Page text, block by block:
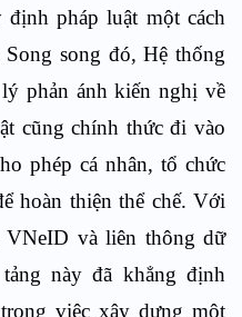
pháp luật một cách
song đó, Hệ thống
phản ánh kiến nghị về
cũng chính thức đi vào
phép cá nhân, tổ chức
hoàn thiện thể chế. Với
VNeID và liên thông dữ
này đã khẳng định
việc xây dựng một